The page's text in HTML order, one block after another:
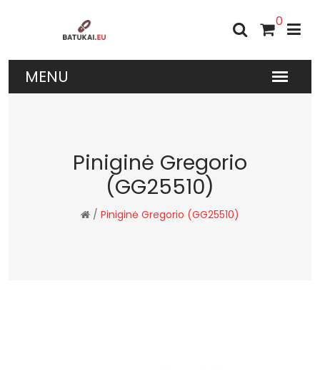
0
Piniginė Gregorio
(GG25510)
/ Piniginė Gregorio (GG25510)